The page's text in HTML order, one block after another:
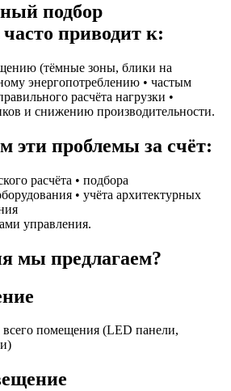
подбор
приводит к:
(тёмные зоны, блики на
энергопотреблению • частым
расчёта нагрузки •
и снижению производительности.
проблемы за счёт:
расчёта • подбора
• учёта архитектурных
управления.
мы предлагаем?
помещения (LED панели,